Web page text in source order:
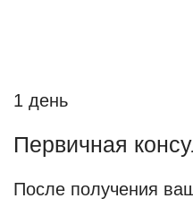
острый аппендицит
специалисты с
проводят
1 день
Первичная
После получения